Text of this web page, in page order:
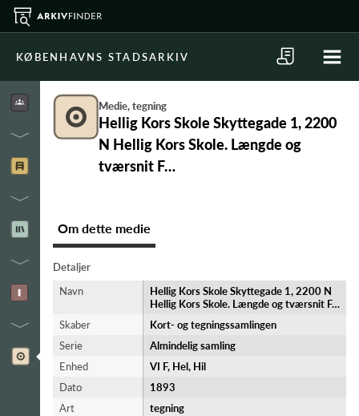
KØBENHAVNS STADSARKIV
Medie, tegning
Hellig Kors Skole Skyttegade 1, 2200
N Hellig Kors Skole. Længde og
tværsnit F…
Om dette medie
Detaljer
Navn
Hellig Kors Skole Skyttegade 1, 2200 N
Hellig Kors Skole. Længde og tværsnit F…
Skaber
Kort- og tegningssamlingen
Serie
Almindelig samling
Enhed
VI F, Hel, Hil
Dato
1893
Art
tegning